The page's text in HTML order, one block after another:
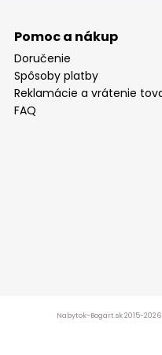
Pomoc a nákup
Doručenie
Spôsoby platby
Reklamácie a vrátenie
FAQ
Nabytok-Bogart.sk 2015-